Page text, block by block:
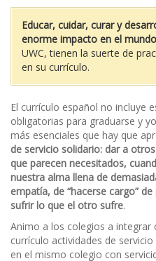
Educar, cuidar, curar y
enorme impacto en el
UWC, tienen la suerte de
en su currículo.
El currículo español no incluye
obligatorias para graduarse y
más esenciales que hay que
de servicio solidario: dar a
que parecen necesitados,
nuestra alma llena de
empatía, de “hacerse cargo”
sufrir lo que el otro sufre.
Animo a los colegios a
currículo actividades de
en el mismo colegio con